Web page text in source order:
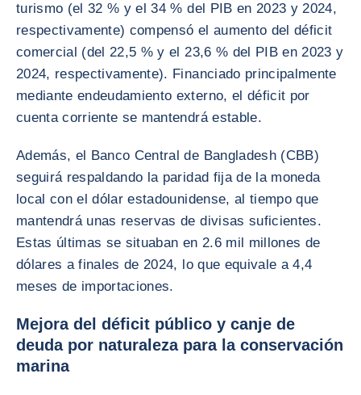
turismo (el 32 % y el 34 % del PIB en 2023 y 2024,
respectivamente) compensó el aumento del déficit
comercial (del 22,5 % y el 23,6 % del PIB en 2023 y
2024, respectivamente). Financiado principalmente
mediante endeudamiento externo, el déficit por
cuenta corriente se mantendrá estable.
Además, el Banco Central de Bangladesh (CBB)
seguirá respaldando la paridad fija de la moneda
local con el dólar estadounidense, al tiempo que
mantendrá unas reservas de divisas suficientes.
Estas últimas se situaban en 2.6 mil millones de
dólares a finales de 2024, lo que equivale a 4,4
meses de importaciones.
Mejora del déficit público y canje de
deuda por naturaleza para la conservación
marina